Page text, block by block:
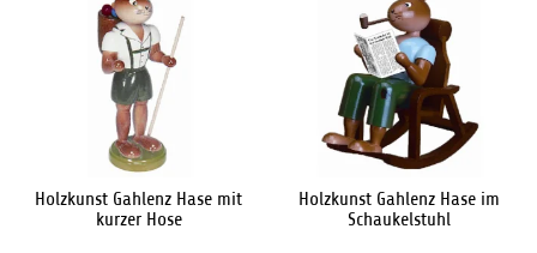
Holzkunst Gahlenz Hase mit
kurzer Hose
Holzkunst Gahlenz Hase im
Schaukelstuhl